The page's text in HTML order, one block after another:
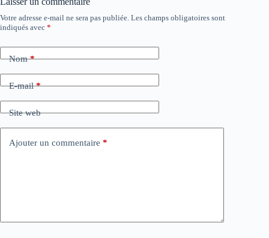
Votre adresse e-mail ne sera pas publiée. Les champs obligatoires sont
indiqués avec *
Nom*
E-mail*
Site web
Ajouter un commentaire *